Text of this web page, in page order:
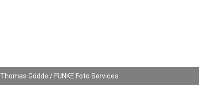
Thomas Gödde / FUNKE Foto Services